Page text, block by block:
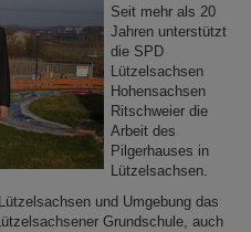
Seit mehr als 20
Jahren unterstützt
die SPD
Lützelsachsen
Hohensachsen
Ritschweier die
Arbeit des
Pilgerhauses in
Lützelsachsen.
und Umgebung das
Grundschule, auch